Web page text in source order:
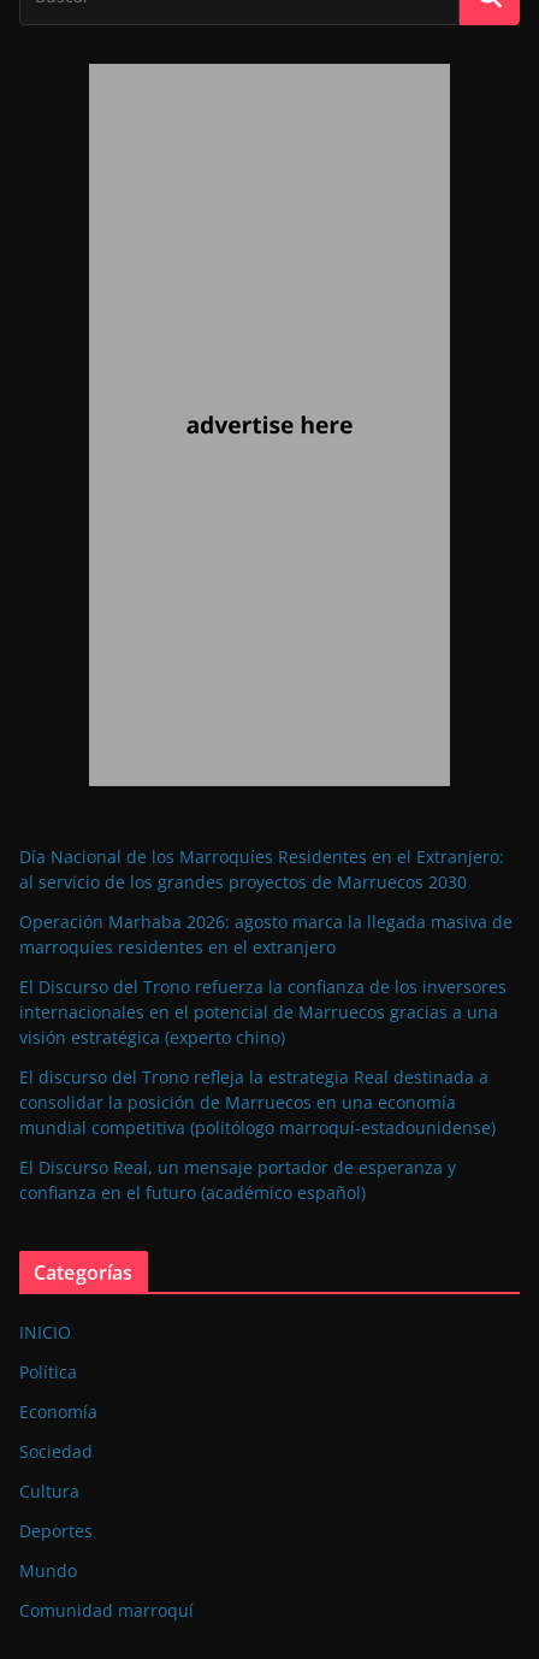
Día Nacional de los Marroquíes Residentes en el Extranjero:
al servicio de los grandes proyectos de Marruecos 2030
Operación Marhaba 2026: agosto marca la llegada masiva de
marroquíes residentes en el extranjero
El Discurso del Trono refuerza la confianza de los inversores
internacionales en el potencial de Marruecos gracias a una
visión estratégica (experto chino)
El discurso del Trono refleja la estrategia Real destinada a
consolidar la posición de Marruecos en una economía
mundial competitiva (politólogo marroquí-estadounidense)
El Discurso Real, un mensaje portador de esperanza y
confianza en el futuro (académico español)
Categorías
INICIO
Política
Economía
Sociedad
Cultura
Deportes
Mundo
Comunidad marroquí